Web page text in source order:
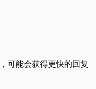
，可能会获得更快的回复